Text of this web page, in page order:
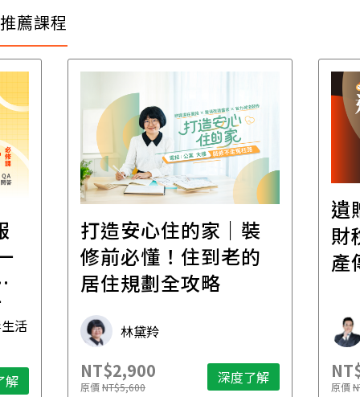
推薦課程
活
解
打造安心住的家｜裝
修前必懂！住到老的
居住規劃全攻略
林黛羚
NT$2,900
原價NT$5,600 深度了解
遺
財
產
原價